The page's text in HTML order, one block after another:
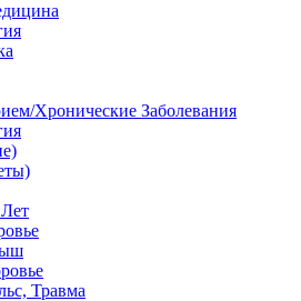
Хронические Заболевания
Травма